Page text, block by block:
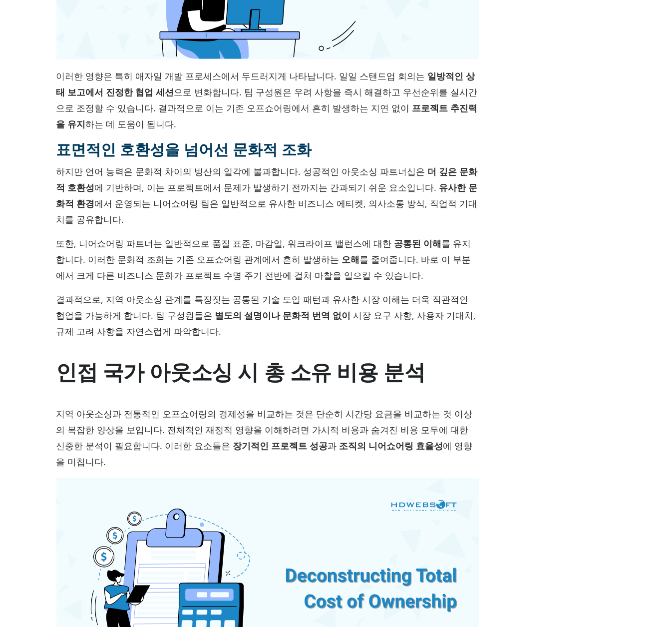
이러한 영향은 특히 애자일 개발 프로세스에서 두드러지게 나타납니다. 일일 스탠드업 회의는 일방적인 상
태 보고에서 진정한 협업 세션으로 변화합니다. 팀 구성원은 우려 사항을 즉시 해결하고 우선순위를 실시간
으로 조정할 수 있습니다. 결과적으로 이는 기존 오프쇼어링에서 흔히 발생하는 지연 없이 프로젝트 추진력
을 유지하는 데 도움이 됩니다.
표면적인 호환성을 넘어선 문화적 조화
하지만 언어 능력은 문화적 차이의 빙산의 일각에 불과합니다. 성공적인 아웃소싱 파트너십은 더 깊은 문화
적 호환성에 기반하며, 이는 프로젝트에서 문제가 발생하기 전까지는 간과되기 쉬운 요소입니다. 유사한 문
화적 환경에서 운영되는 니어쇼어링 팀은 일반적으로 유사한 비즈니스 에티켓, 의사소통 방식, 직업적 기대
치를 공유합니다.
또한, 니어쇼어링 파트너는 일반적으로 품질 표준, 마감일, 워크라이프 밸런스에 대한 공통된 이해를 유지
합니다. 이러한 문화적 조화는 기존 오프쇼어링 관계에서 흔히 발생하는 오해를 줄여줍니다. 바로 이 부분
에서 크게 다른 비즈니스 문화가 프로젝트 수명 주기 전반에 걸쳐 마찰을 일으킬 수 있습니다.
결과적으로, 지역 아웃소싱 관계를 특징짓는 공통된 기술 도입 패턴과 유사한 시장 이해는 더욱 직관적인
협업을 가능하게 합니다. 팀 구성원들은 별도의 설명이나 문화적 번역 없이 시장 요구 사항, 사용자 기대치,
규제 고려 사항을 자연스럽게 파악합니다.
인접 국가 아웃소싱 시 총 소유 비용 분석
지역 아웃소싱과 전통적인 오프쇼어링의 경제성을 비교하는 것은 단순히 시간당 요금을 비교하는 것 이상
의 복잡한 양상을 보입니다. 전체적인 재정적 영향을 이해하려면 가시적 비용과 숨겨진 비용 모두에 대한
신중한 분석이 필요합니다. 이러한 요소들은 장기적인 프로젝트 성공과 조직의 니어쇼어링 효율성에 영향
을 미칩니다.